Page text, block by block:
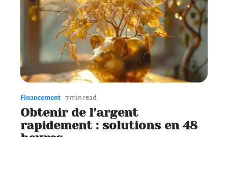
Financement 7 min read
Obtenir de l’argent
rapidement : solutions en 48
heures